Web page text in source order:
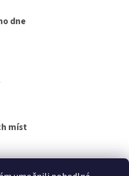
dne
míst